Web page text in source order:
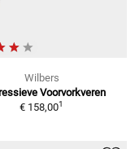
Wilbers
Voorvorkveren
€ 158,001